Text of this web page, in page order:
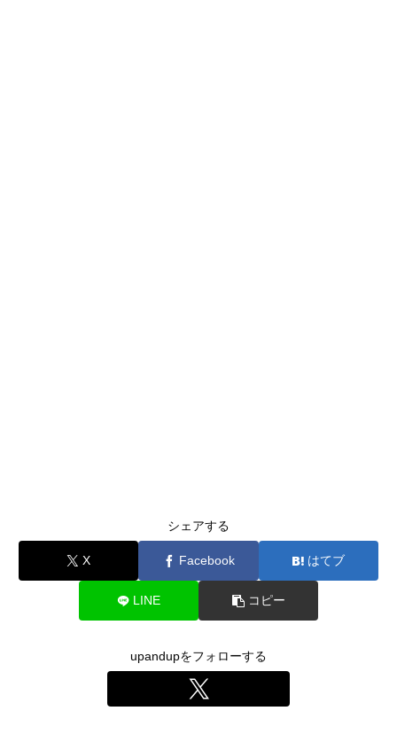
シェアする
X Facebook はてブ
LINE コピー
upandupをフォローする